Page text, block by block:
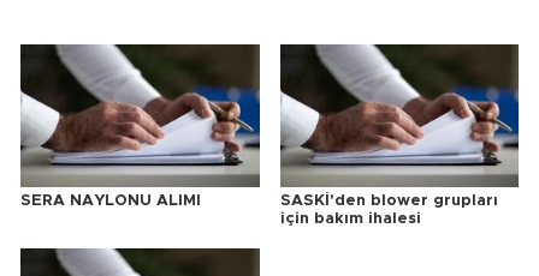
SERA NAYLONU ALIMI
SASKİ'den blower grupları
için bakım ihalesi